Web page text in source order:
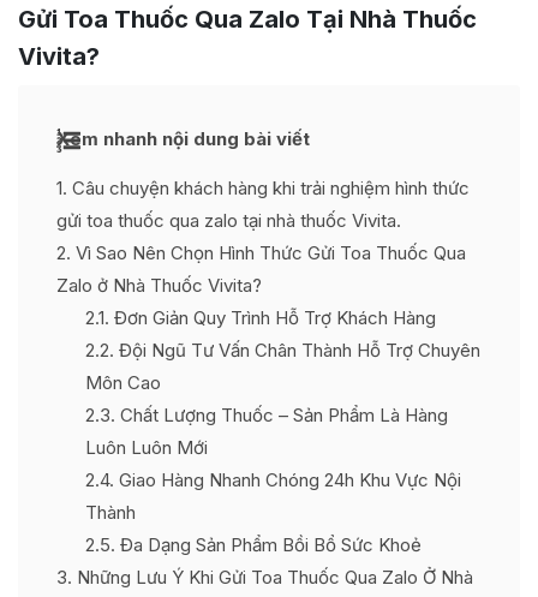
Gửi Toa Thuốc Qua Zalo Tại Nhà Thuốc
Vivita?
Xem nhanh nội dung bài viết
1 Câu chuyện khách hàng khi trải nghiệm hình thức
gửi toa thuốc qua zalo tại nhà thuốc Vivita.
2 Vì Sao Nên Chọn Hình Thức Gửi Toa Thuốc Qua
Zalo ở Nhà Thuốc Vivita?
2.1 Đơn Giản Quy Trình Hỗ Trợ Khách Hàng
2.2 Đội Ngũ Tư Vấn Chân Thành Hỗ Trợ Chuyên
Môn Cao
2.3 Chất Lượng Thuốc – Sản Phẩm Là Hàng
Luôn Luôn Mới
2.4 Giao Hàng Nhanh Chóng 24h Khu Vực Nội
Thành
2.5 Đa Dạng Sản Phẩm Bồi Bổ Sức Khoẻ
3 Những Lưu Ý Khi Gửi Toa Thuốc Qua Zalo Ở Nhà